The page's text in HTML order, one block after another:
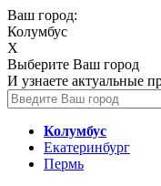
Ваш город:
Колумбус
X
Выберите Ваш город
И узнаете актуальные
Колумбус
Екатеринбург
Пермь